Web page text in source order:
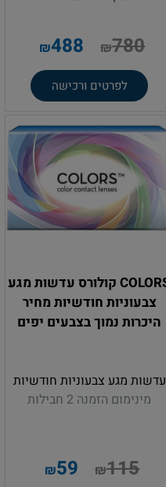
₪780
₪488
לפרטים ורכישה
COLORS קולורס עדשות מגע
צבעוניות חודשיות מחיר
היכרות נמוך בצבעים יפים
עדשות מגע צבעוניות חודשיות
מינימום הזמנה 2 חבילות
₪115
₪59